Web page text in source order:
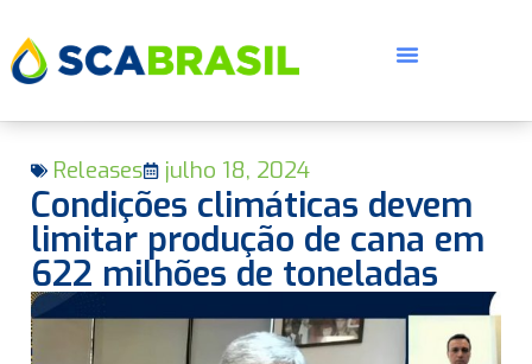
Releases julho 18, 2024
Condições climáticas devem
limitar produção de cana em
622 milhões de toneladas